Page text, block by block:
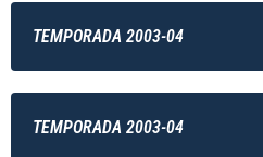
TEMPORADA 2003-04
TEMPORADA 2003-04